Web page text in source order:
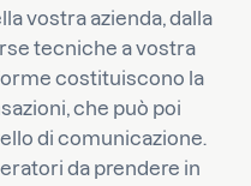
vostra azienda, dalla
tecniche a vostra
costituiscono la
che può poi
di comunicazione.
da prendere in